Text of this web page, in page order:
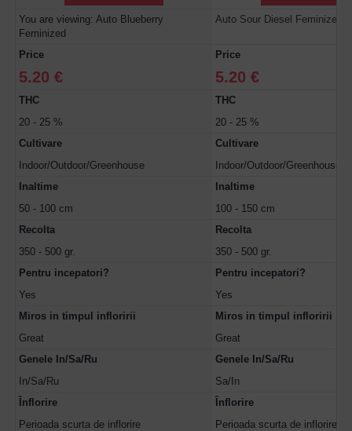
You are viewing: Auto Blueberry
Feminized
Auto Sour Diesel Feminized
Price
5.20 €
Price
5.20 €
THC
20 - 25 %
THC
20 - 25 %
Cultivare
Indoor/Outdoor/Greenhouse
Cultivare
Indoor/Outdoor/Greenhouse
Inaltime
50 - 100 cm
Inaltime
100 - 150 cm
Recolta
350 - 500 gr.
Recolta
350 - 500 gr.
Pentru incepatori?
Yes
Pentru incepatori?
Yes
Miros in timpul infloririi
Great
Miros in timpul infloririi
Great
Genele In/Sa/Ru
In/Sa/Ru
Genele In/Sa/Ru
Sa/In
Înflorire
Perioada scurta de inflorire
Înflorire
Perioada scurta de inflorire